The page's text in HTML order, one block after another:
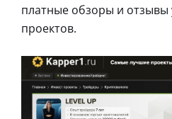
платные обзоры и отзывы
проектов.